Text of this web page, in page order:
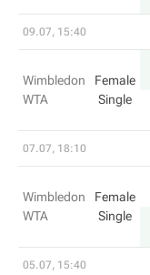
09.07, 15:40
Wimbledon
WTA
Female
Single
07.07, 18:10
Wimbledon
WTA
Female
Single
05.07, 15:40